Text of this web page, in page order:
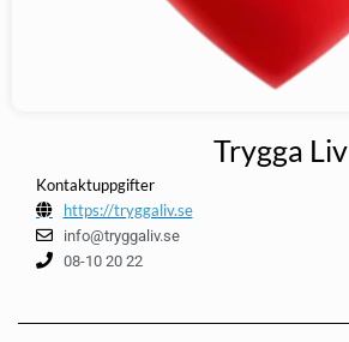
Trygga Liv
Kontaktuppgifter
https://tryggaliv.se
info@tryggaliv.se
08-10 20 22